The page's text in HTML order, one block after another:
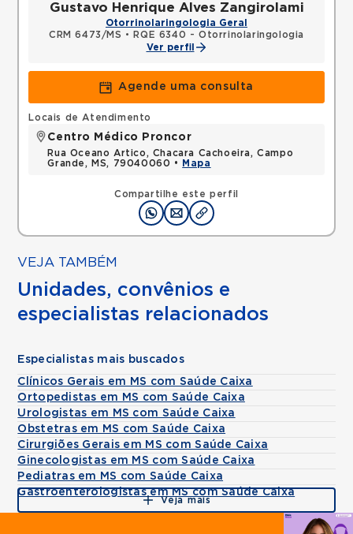
Gustavo Henrique Alves Zangirolami
Otorrinolaringologia Geral
CRM 6473/MS •
RQE 6340 - Otorrinolaringologia
Ver perfil
Agende uma consulta
Compartilhe este perfil
Locais de Atendimento
Centro Médico Proncor
Rua Oceano Artico, Chacara Cachoeira, Campo
Grande, MS, 79040060 •
Mapa
VEJA TAMBÉM
Unidades, convênios e
especialistas relacionados
Especialistas mais buscados
Clínicos Gerais em MS com Saúde Caixa
Ortopedistas em MS com Saúde Caixa
Urologistas em MS com Saúde Caixa
Obstetras em MS com Saúde Caixa
Cirurgiões Gerais em MS com Saúde Caixa
Ginecologistas em MS com Saúde Caixa
Pediatras em MS com Saúde Caixa
Gastroenterologistas em MS com Saúde Caixa
Veja mais